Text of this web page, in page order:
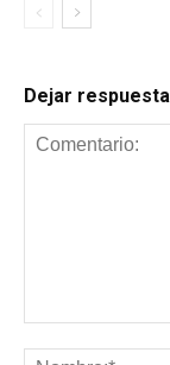
Dejar respuesta